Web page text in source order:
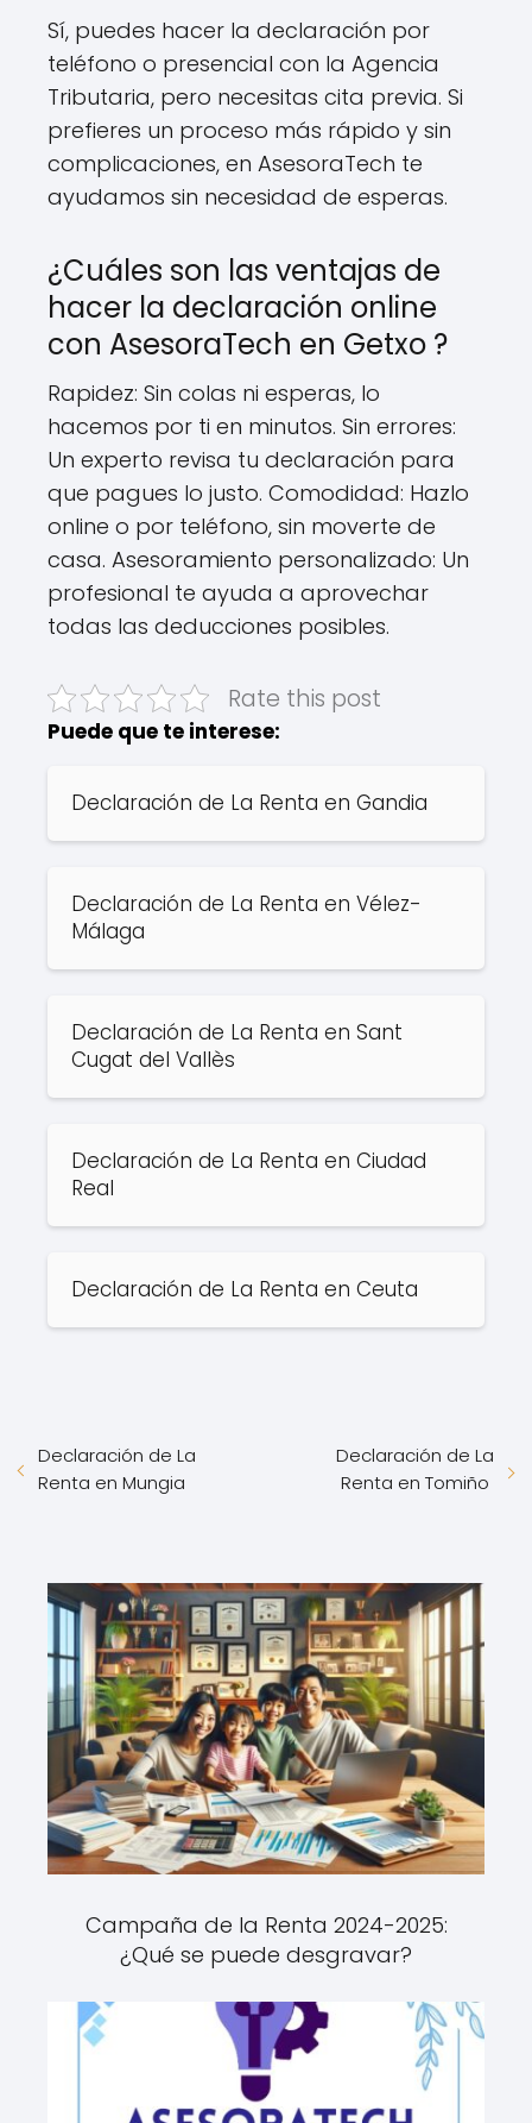
Sí, puedes hacer la declaración por
teléfono o presencial con la Agencia
Tributaria, pero necesitas cita previa. Si
prefieres un proceso más rápido y sin
complicaciones, en AsesoraTech te
ayudamos sin necesidad de esperas.
¿Cuáles son las ventajas de
hacer la declaración online
con AsesoraTech en Getxo ?
Rapidez: Sin colas ni esperas, lo
hacemos por ti en minutos. Sin errores:
Un experto revisa tu declaración para
que pagues lo justo. Comodidad: Hazlo
online o por teléfono, sin moverte de
casa. Asesoramiento personalizado: Un
profesional te ayuda a aprovechar
todas las deducciones posibles.
Rate this post
Puede que te interese:
Declaración de La Renta en Gandia
Declaración de La Renta en Vélez-
Málaga
Declaración de La Renta en Sant
Cugat del Vallès
Declaración de La Renta en Ciudad
Real
Declaración de La Renta en Ceuta
Declaración de La
Renta en Mungia
Declaración de La
Renta en Tomiño
Campaña de la Renta 2024-2025:
¿Qué se puede desgravar?